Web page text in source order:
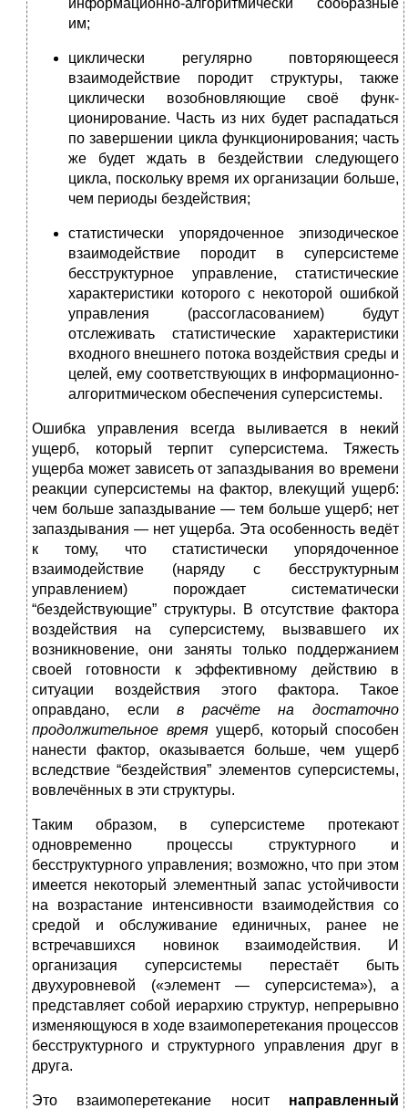
информационно-алгоритмически сообразные
им;
циклически регулярно повторяющееся
взаимодействие породит структуры, также
циклически возобновляющие своё фун­к­
ционирование. Часть из них будет распадаться
по завер­шении цикла функционирования; часть
же будет ждать в бездействии следующего
цикла, поскольку время их организации боль­ше,
чем периоды бездействия;
статистически упорядоченное эпизодическое
взаимодействие породит в суперсистеме
бесструктурное управление, статистические
характеристики которого с некоторой ошибкой
упра­вления (рассогласованием) будут
отслеживать статистические характеристики
входного внешнего потока воздействия среды и
целей, ему соответствующих в информационно-
алгоритмическом обеспечения суперсистемы.
Ошибка управления всегда выливается в некий
ущерб, который терпит суперсистема. Тяжесть
ущерба может зависеть от запаздывания во времени
реакции суперсистемы на фактор, влекущий ущерб:
чем больше запаздывание — тем больше ущерб; нет
запаздывания — нет ущерба. Эта особенность ведёт
к тому, что статистически упорядоченное
взаимодействие (наряду с бесструктурным
управлением) порождает систематически
“бездействующие” структуры. В отсутствие фактора
воздействия на суперсистему, вызвавшего их
возникновение, они заняты только поддержанием
своей готовности к эффективному действию в
ситуации воздействия этого фактора. Такое
оправдано, еслив расчёте на достаточно
продолжительное время ущерб, который способен
нанести фактор, оказывается больше, чем ущерб
вследствие “бездей­с­т­вия” элементов суперсистемы,
вовлечённых в эти структуры.
Таким образом, в суперсистеме протекают
одновременно процессы структурного и
бесструктурного управления; возможно, что при этом
имеется некоторый элементный запас устойчивости
на возрастание интенсивности взаимодействия со
средой и обслуживание единичных, ранее не
встречавшихся новинок взаимодействия. И
организация суперсистемы перестаёт быть
двухуровневой («элемент — суперсистема»), а
представляет собой иерархию структур, непрерывно
изменяющуюся в ходе взаимоперетекания процессов
бесструктурного и структурного управления друг в
друга.
Это взаимоперетекание носит направленный